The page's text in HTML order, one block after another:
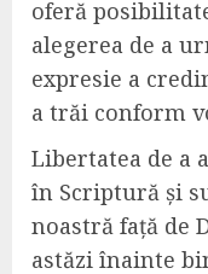
oferă
alegerea de a
expresie a
a trăi conform
Libertatea de a
în Scriptură și
noastră față de
astăzi înainte